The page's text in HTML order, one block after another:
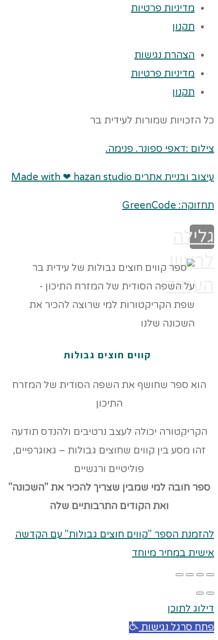
מדיניות פרטיות
תקנון
הצהרת נגישות
מדיניות פרטיות
תקנון
כל הזכויות שמורות לעידית בר
צילום :דאפי ספונר. פנימה.
עיצוב ובניית אתרים Made with ❤ hazan studio
תחזוקה: GreenCode
גלילה
לראש
העמוד
קווים חוצים גבולות
הוא ספר שחושף את השפה הסודית של המזרח
התיכון
הקריקטורה יכולה לעצב נרטיבים ולהנדס תודעה
זהו מסע בין קווים שחוצים גבולות – גאוגרפיים,
פוליטיים ורגשיים
ספר חובה למי שמבין שצריך להכיר את "השכונה"
ואת הקודים התרבותיים שלה
להזמנת הספר "קווים חוצים גבולות" עם הקדשה
אישית במחיר מיוחד
דילוג לתוכן
פתח סרגל נגישות